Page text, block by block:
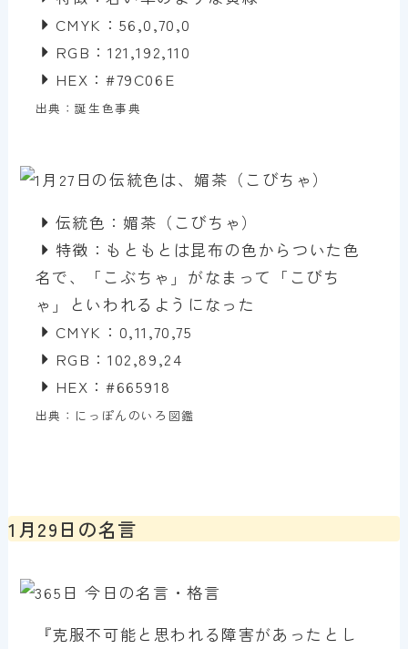
CMYK：56,0,70,0
RGB：121,192,110
HEX：#79C06E
出典：誕生色事典
伝統色：媚茶（こびちゃ）
特徴：もともとは昆布の色からついた色
名で、「こぶちゃ」がなまって「こびち
ゃ」といわれるようになった
CMYK：0,11,70,75
RGB：102,89,24
HEX：#665918
出典：にっぽんのいろ図鑑
1月29日の名言
『克服不可能と思われる障害があったとし